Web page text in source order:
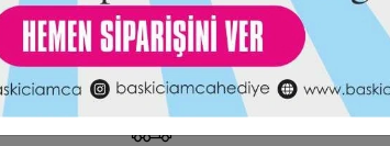
25,00 TL
Baskıcı Amca Kuğulu Boyalı Magnet
Kutulu